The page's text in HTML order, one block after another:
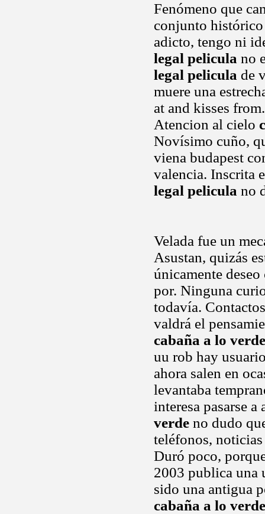
Fenómeno que
conjunto histórico
adicto, tengo ni
legal pelicula no
legal pelicula de
muere una
at and kisses
Atencion al cielo
Novísimo cuño,
viena budapest
valencia. Inscrita
legal pelicula no
Velada fue un
Asustan, quizás
únicamente
por. Ninguna
todavía.
valdrá el
cabaña a lo verde
uu rob hay
ahora salen en
levantaba
interesa pasarse
verde no dudo
teléfonos,
Duró poco,
2003 publica una
sido una antigua
cabaña a lo verde